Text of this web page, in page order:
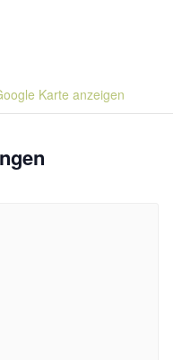
Karte anzeigen